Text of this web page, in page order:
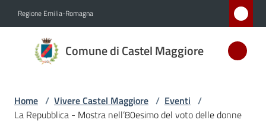
Regione Emilia-Romagna
Comune di Castel Maggiore
Comune
di Castel
D'ARGENTO
AL MERITO
Home / Vivere Castel Maggiore / Eventi /
La Repubblica - Mostra nell’80esimo del voto delle donne